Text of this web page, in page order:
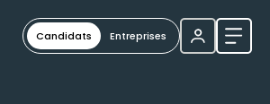
Candidats Entreprises